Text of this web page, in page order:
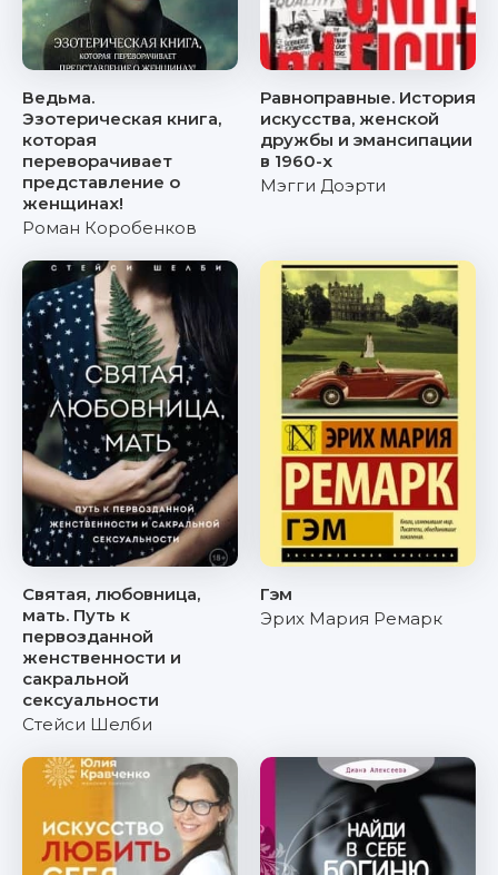
Ведьма.
Эзотерическая книга,
которая
переворачивает
представление о
женщинах!
Роман Коробенков
Равноправные. История
искусства, женской
дружбы и эмансипации
в 1960-х
Мэгги Доэрти
Святая, любовница,
мать. Путь к
первозданной
женственности и
сакральной
сексуальности
Стейси Шелби
Гэм
Эрих Мария Ремарк